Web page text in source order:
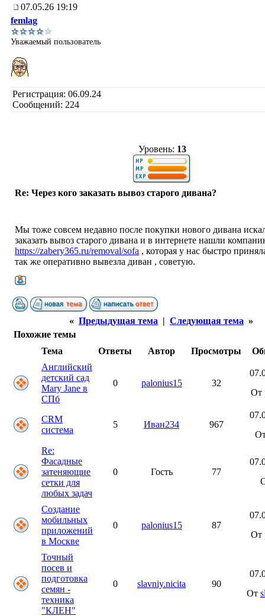
07.05.26 19:19
femlag
Уважаемый пользователь
Регистрация: 06.09.24
Сообщений: 224
Уровень: 13
Re: Через кого заказать вывоз старого дивана?
Мы тоже совсем недавно после покупки нового дивана
заказать вывоз старого дивана и в интернете нашли
https://zabery365.ru/removal/sofa , которая у нас быстро
так же оперативно вывезла диван , советую.
« Предыдущая тема | Следующая тема »
Похожие темы
Тема
Ответы Автор Просмотры
Английский
детский сад
Mary Jane в
СПб
0 palonius15 32
От
CRM
система
5 Иван234 967
Re:
Фасадные
затеняющие
сетки для
любых задач
0 Гость 77
Создание
мобильных
приложений
в Москве
0 palonius15 87
От
Точный
посев и
подготовка
семян -
техника
"КЛЕН"
0 slavniy.nicita 90
От